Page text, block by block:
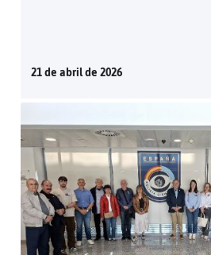
21 de abril de 2026